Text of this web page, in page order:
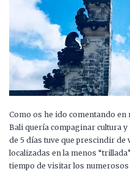
Como os he ido comentando
Bali quería compaginar cultura
de 5 días tuve que prescindir
localizadas en la menos
tiempo de visitar los